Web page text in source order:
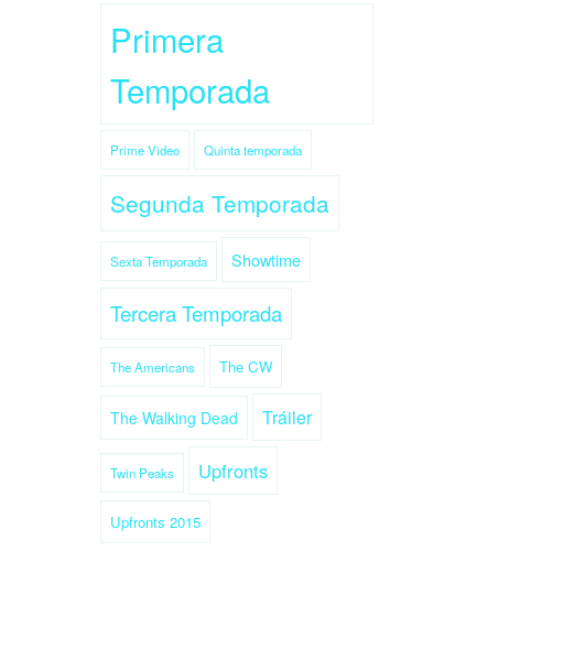
Primera
Temporada
Prime Video Quinta temporada
Segunda Temporada
Sexta Temporada Showtime
Tercera Temporada
The Americans The CW
The Walking Dead Tráiler
Twin Peaks Upfronts
Upfronts 2015